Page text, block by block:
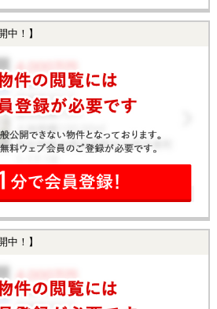
中！】
中！】